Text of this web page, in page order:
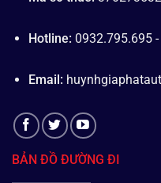
Hotline: 0932.795.695
Email:
BẢN ĐỒ ĐƯỜNG ĐI